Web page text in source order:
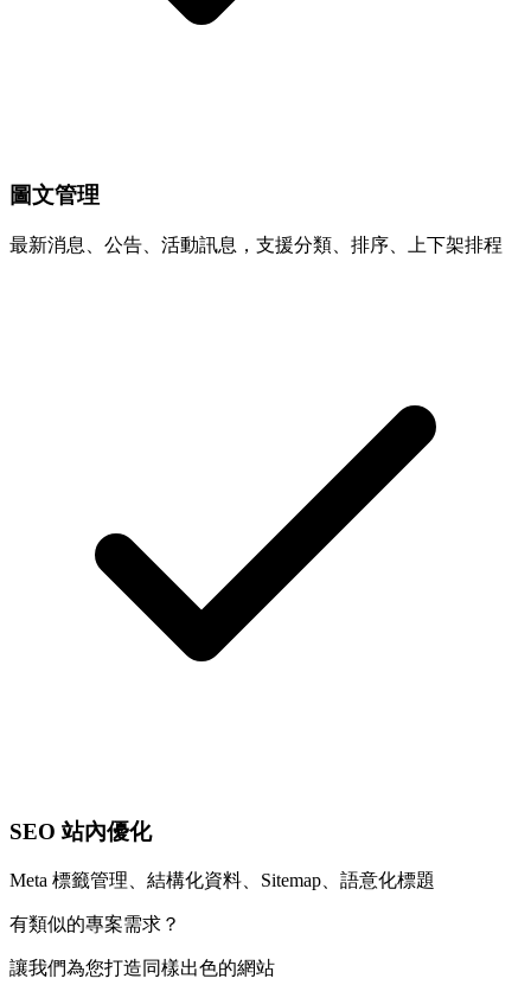
圖文管理
最新消息、公告、活動訊息，支援分類、排序、上下架排程
SEO 站內優化
Meta 標籤管理、結構化資料、Sitemap、語意化標題
有類似的專案需求？
讓我們為您打造同樣出色的網站